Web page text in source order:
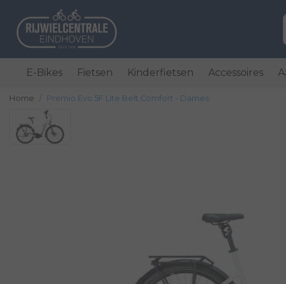
E-Bikes Fietsen Kinderfietsen Accessoires
Home Premio Evo 5F Lite Belt Comfort - Dames